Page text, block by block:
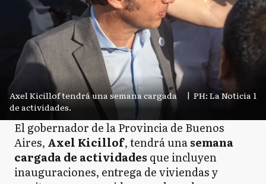
Axel Kicillof tendrá una semana cargada
de actividades.
| PH: La Noticia 1
El gobernador de la Provincia de Buenos
Aires, Axel Kicillof, tendrá unasemana
cargada de actividades que incluyen
inauguraciones, entrega de viviendas y